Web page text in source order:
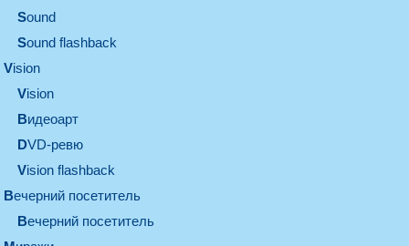
sound
Sound flashback
vision
vision
видеоарт
DVD-ревю
Vision flashback
вечерний посетитель
вечерний посетитель